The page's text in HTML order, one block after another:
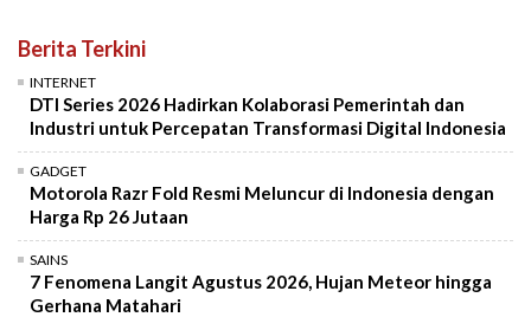
Berita Terkini
INTERNET
DTI Series 2026 Hadirkan Kolaborasi Pemerintah dan
Industri untuk Percepatan Transformasi Digital Indonesia
GADGET
Motorola Razr Fold Resmi Meluncur di Indonesia dengan
Harga Rp 26 Jutaan
SAINS
7 Fenomena Langit Agustus 2026, Hujan Meteor hingga
Gerhana Matahari